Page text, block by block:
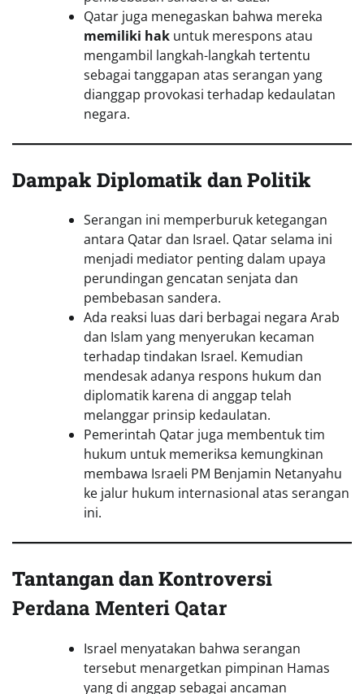
Qatar juga menegaskan bahwa mereka
memiliki hak untuk merespons atau
mengambil langkah-langkah tertentu
sebagai tanggapan atas serangan yang
dianggap provokasi terhadap kedaulatan
negara.
Dampak Diplomatik dan Politik
Serangan ini memperburuk ketegangan
antara Qatar dan Israel. Qatar selama ini
menjadi mediator penting dalam upaya
perundingan gencatan senjata dan
pembebasan sandera.
Ada reaksi luas dari berbagai negara Arab
dan Islam yang menyerukan kecaman
terhadap tindakan Israel. Kemudian
mendesak adanya respons hukum dan
diplomatik karena di anggap telah
melanggar prinsip kedaulatan.
Pemerintah Qatar juga membentuk tim
hukum untuk memeriksa kemungkinan
membawa Israeli PM Benjamin Netanyahu
ke jalur hukum internasional atas serangan
ini.
Tantangan dan Kontroversi
Perdana Menteri Qatar
Israel menyatakan bahwa serangan
tersebut menargetkan pimpinan Hamas
yang di anggap sebagai ancaman